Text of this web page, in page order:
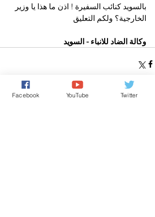
بالسويد كنائب السفيرة ! اذن ما هذا يا وزير
الخارجية؟ ولكم التعليق
وكالة الضاد للانباء - السويد
Facebook YouTube Twitter